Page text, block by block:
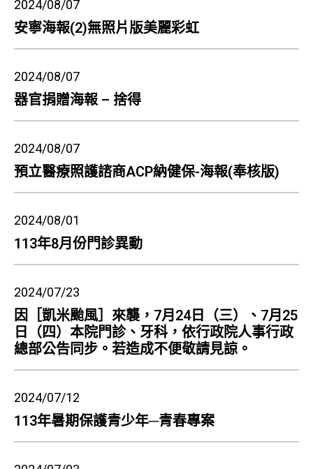
2024/08/07
安寧海報(2)無照片版美麗彩虹
2024/08/07
器官捐贈海報 – 捨得
2024/08/07
預立醫療照護諮商ACP納健保-海報(奉核版)
2024/08/01
113年8月份門診異動
2024/07/23
因［凱米颱風］來襲，7月24日（三）、7月25
日（四）本院門診、牙科，依行政院人事行政
總部公告同步。若造成不便敬請見諒。
2024/07/12
113年暑期保護青少年─青春專案